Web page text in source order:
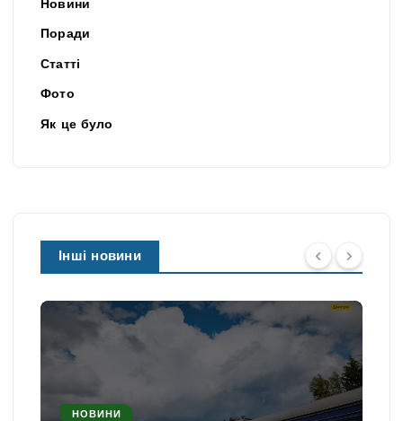
Новини
Поради
Статті
Фото
Як це було
Інші новини
НОВИНИ